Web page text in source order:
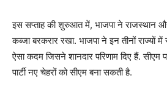
इस सप्ताह की शुरुआत में, भाजपा ने राजस्थान
कब्जा बरकरार रखा. भाजपा ने इन तीनों राज्‍यों
ऐसा कदम जिसने शानदार परिणाम दिए हैं. सीएम
पार्टी नए चेहरों को सीएम बना सकती है.